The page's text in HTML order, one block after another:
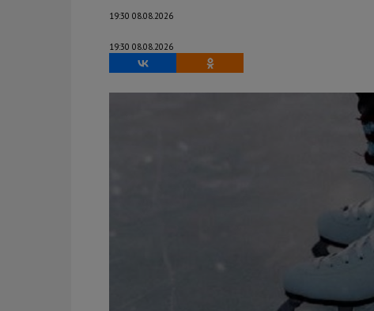
19:30 08.08.2026
19:30 08.08.2026